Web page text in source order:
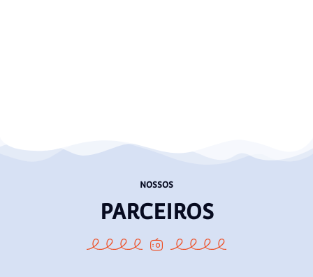
NOSSOS
PARCEIROS